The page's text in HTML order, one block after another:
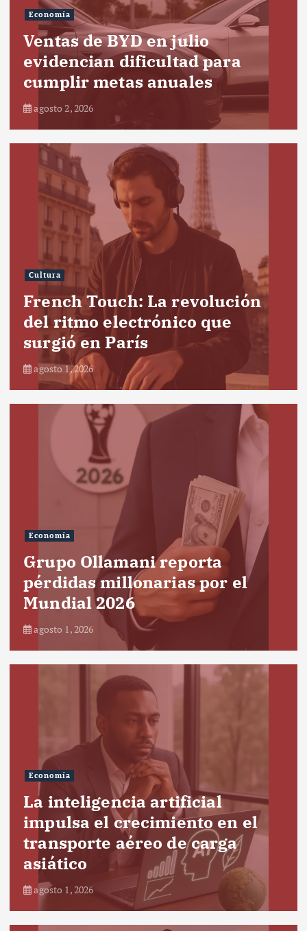
Economía
Ventas de BYD en julio
evidencian dificultad para
cumplir metas anuales
agosto 2, 2026
Cultura
French Touch: La revolución
del ritmo electrónico que
surgió en París
agosto 1, 2026
Economía
Grupo Ollamani reporta
pérdidas millonarias por el
Mundial 2026
agosto 1, 2026
Economía
La inteligencia artificial
impulsa el crecimiento en el
transporte aéreo de carga
asiático
agosto 1, 2026